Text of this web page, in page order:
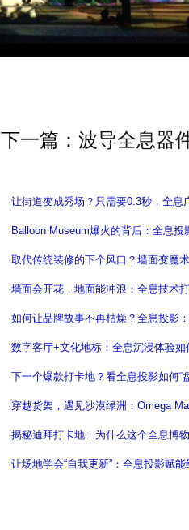
下一篇： 波导全息器
·让街道变成秀场？只需要0.3秒，全息
· Balloon Museum爆火的背后：全息投
·取代传统装修的下个风口？墙面变魔
·墙面会开花，地面能冲浪：全息技术
·如何让品牌故事不再枯燥？全息投影
·数字客厅+文化地标：全息沉浸体验
·下一个爆款打卡地？看全息投影如何“
·穿越货架，遇见沙漠绿洲：Omega
·揭秘迪拜打卡地：为什么这个全息博
·让场地学会“自我更新”：全息投影赋